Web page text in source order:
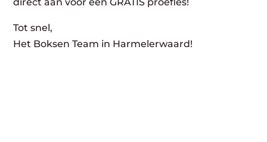
Tot snel,
Het Boksen Team in Harmelerwaard!